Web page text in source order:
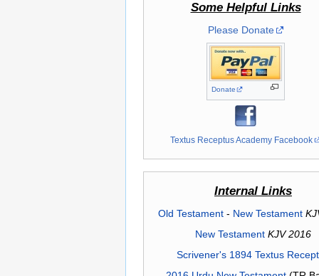
Some Helpful Links
Please Donate
Donate
Textus Receptus Academy Facebook
Internal Links
Old Testament- New Testament
New Testament KJV 2016
Scrivener's 1894 Textus